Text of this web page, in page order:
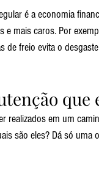
é a economia
mais caros. Por
freio evita o
que
realizados em um
são eles? Dá só uma